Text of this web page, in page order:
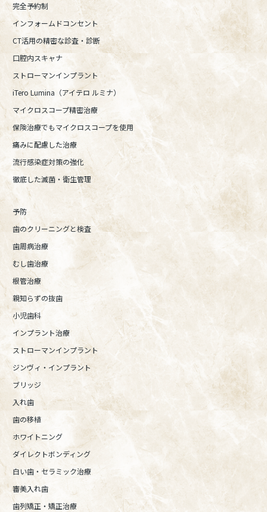
完全予約制
インフォームドコンセント
CT活用の精密な診査・診断
口腔内スキャナ
ストローマンインプラント
iTero Lumina（アイテロ ルミナ）
マイクロスコープ精密治療
保険治療でもマイクロスコープを使用
痛みに配慮した治療
流行感染症対策の強化
徹底した滅菌・衛生管理
予防
歯のクリーニングと検査
歯周病治療
むし歯治療
根管治療
親知らずの抜歯
小児歯科
インプラント治療
ストローマンインプラント
ジンヴィ・インプラント
ブリッジ
入れ歯
歯の移植
ホワイトニング
ダイレクトボンディング
白い歯・セラミック治療
審美入れ歯
歯列矯正・矯正治療